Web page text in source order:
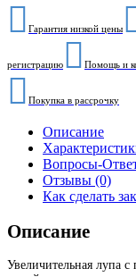
Гарантия низкой цены
регистрацию Помощь и
Покупка в рассрочку
Описание
Вопросы-
Отзывы (0)
Как сделать
Описание
Увеличительная лупа